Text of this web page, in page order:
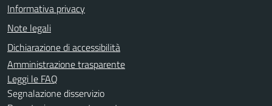
Informativa privacy
Note legali
Dichiarazione di accessibilità
Amministrazione trasparente
Leggi le FAQ
Segnalazione disservizio